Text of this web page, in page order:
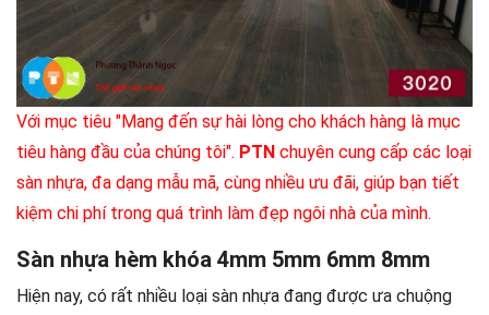
Với mục tiêu "Mang đến sự hài lòng cho khách hàng là mục
tiêu hàng đầu của chúng tôi". PTN chuyên cung cấp các loại
sàn nhựa, đa dạng mẫu mã, cùng nhiều ưu đãi, giúp bạn tiết
kiệm chi phí trong quá trình làm đẹp ngôi nhà của mình.
Sàn nhựa hèm khóa 4mm 5mm 6mm 8mm
Hiện nay, có rất nhiều loại sàn nhựa đang được ưa chuộng